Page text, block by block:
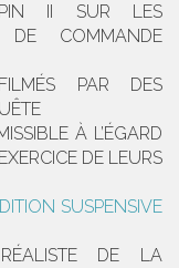
II SUR LES
DE COMMANDE
PAR DES
À L’ÉGARD
DE LEURS
SUSPENSIVE
DE LA